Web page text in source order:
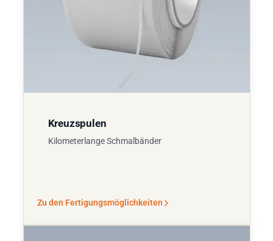
Kreuzspulen
Kilometerlange Schmalbänder
Zu den Fertigungsmöglichkeiten